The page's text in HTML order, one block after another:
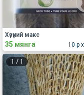
10-р
Хүзүүний макс
35 мянга
1 / 1